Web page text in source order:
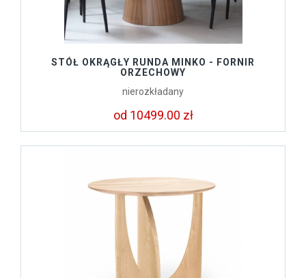
STÓŁ OKRĄGŁY RUNDA MINKO - FORNIR
ORZECHOWY
nierozkładany
od 10499.00 zł